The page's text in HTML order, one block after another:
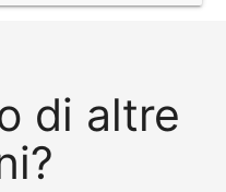
di altre